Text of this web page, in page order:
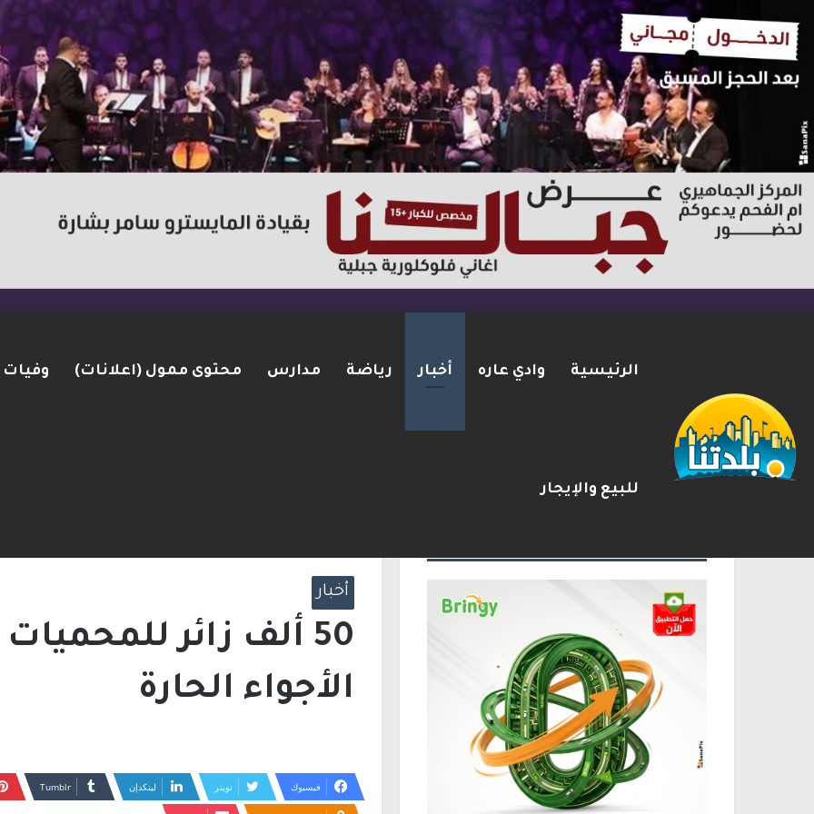
الرئيسية وادي عاره أخبار رياضة مدارس محتوى ممول (اعلانات) وفيات
للبيع والإيجار
2026-08-07 شريط الأخبار
أخبار
50 ألف زائر
الأجواء الحارة
فيسبوك تويتر لينكدإن